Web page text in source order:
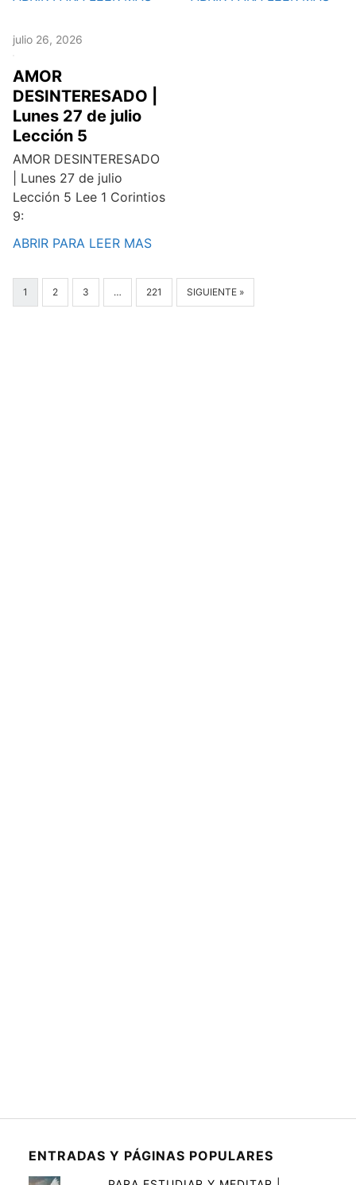
julio 26, 2026
AMOR
DESINTERESADO |
Lunes 27 de julio
Lección 5
AMOR DESINTERESADO
| Lunes 27 de julio
Lección 5 Lee 1 Corintios
9:
ABRIR PARA LEER MAS
1 2 3 … 221 SIGUIENTE »
ENTRADAS Y PÁGINAS POPULARES